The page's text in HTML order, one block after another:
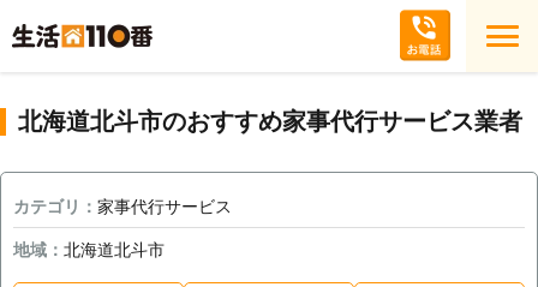
北海道北斗市のおすすめ家事代行サービス業者
カテゴリ： 家事代行サービス
地域： 北海道北斗市